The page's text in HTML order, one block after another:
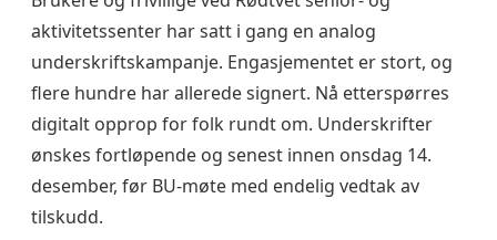
aktivitetssenter har satt i gang en analog
underskriftskampanje. Engasjementet er stort, og
flere hundre har allerede signert. Nå etterspørres
digitalt opprop for folk rundt om. Underskrifter
ønskes fortløpende og senest innen onsdag 14.
desember, før BU-møte med endelig vedtak av
tilskudd.